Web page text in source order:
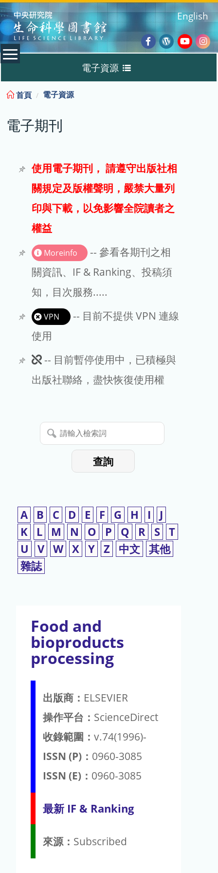
:::
Facebook
Wordpress
English
電子資源
電子期刊
試用
文章處理費
EndNote
首頁 電子資源
電子期刊
使用電子期刊， 請遵守出版社相
關規定及版權聲明，嚴禁大量列
印與下載，以免影響全院讀者之
權益
Moreinfo
-- 參看各期刊之相
關資訊、IF & Ranking、投稿須
知，目次服務.....
VPN
-- 目前不提供 VPN 連線
使用
此
期
暫
停
-- 目前暫停使用中，已積極與
出版社聯絡，盡快恢復使用權
請
輸
查詢
A B C D E F G H I
J
K
L M N O P Q R S T
U
V W X Y Z 中文 其他
雜誌
Food and
bioproducts
processing
出版商： ELSEVIER
操作平台： ScienceDirect
收錄範圍： v.74(1996)-
ISSN (P)： 0960-3085
ISSN (E)： 0960-3085
最新 IF & Ranking
來源： Subscribed